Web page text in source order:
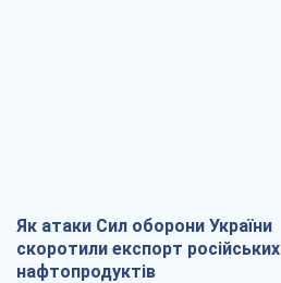
Як атаки Сил оборони України
скоротили експорт російських
нафтопродуктів